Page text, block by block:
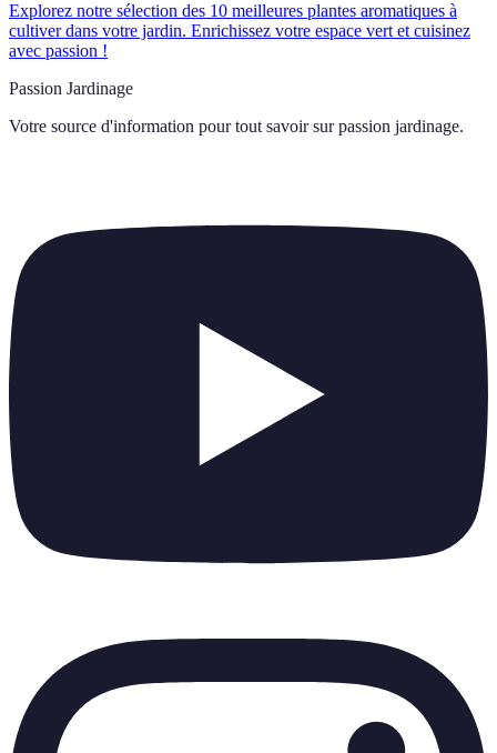
Explorez notre sélection des 10 meilleures plantes aromatiques à
cultiver dans votre jardin. Enrichissez votre espace vert et cuisinez
avec passion !
Passion Jardinage
Votre source d'information pour tout savoir sur passion jardinage.